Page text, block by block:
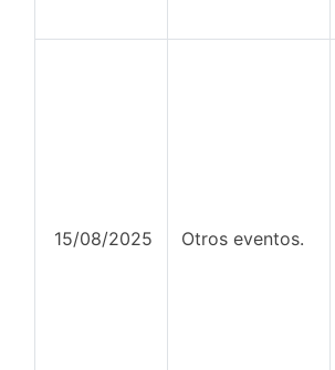
15/08/2025 Otros eventos.